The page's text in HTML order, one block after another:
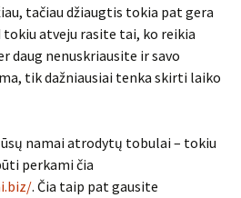
tačiau džiaugtis tokia pat gera
tokiu atveju rasite tai, ko reikia
daug nenuskriausite ir savo
tik dažniausiai tenka skirti laiko
namai atrodytų tobulai – tokiu
perkami čia
. Čia taip pat gausite